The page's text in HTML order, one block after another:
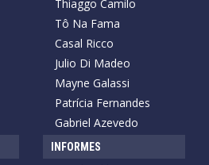
Thiaggo Camilo
Tô Na Fama
Casal Ricco
Julio Di Madeo
Mayne Galassi
Patrícia Fernandes
Gabriel Azevedo
INFORMES